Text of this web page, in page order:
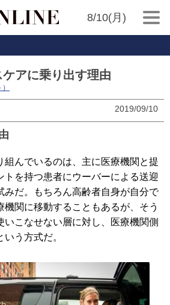
8/10(月)
アに乗り出す理由
2019/09/10
んでいるのは、主に医療機関と提
トを持つ患者にウーバーによる送迎
みだ。もちろん高齢者自身が自分で
機関に移動することもあるが、そう
いこなせない層に対し、医療機関側
う方式だ。